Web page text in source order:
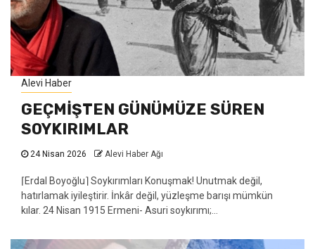
Alevi Haber
GEÇMİŞTEN GÜNÜMÜZE SÜREN
SOYKIRIMLAR
24 Nisan 2026 Alevi Haber Ağı
⌈Erdal Boyoğlu⌉ Soykırımları Konuşmak! Unutmak değil,
hatırlamak iyileştirir. İnkâr değil, yüzleşme barışı mümkün
kılar. 24 Nisan 1915 Ermeni- Asuri soykırımı;...